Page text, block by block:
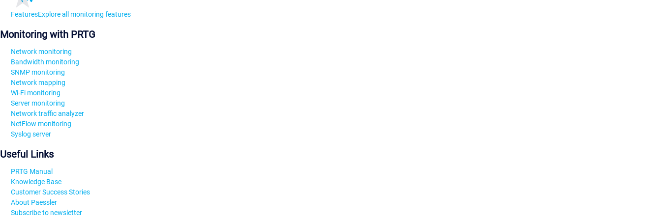
FeaturesExplore all monitoring features
Monitoring with PRTG
Network monitoring
Bandwidth monitoring
SNMP monitoring
Network mapping
Wi-Fi monitoring
Server monitoring
Network traffic analyzer
NetFlow monitoring
Syslog server
Useful Links
PRTG Manual
Knowledge Base
Customer Success Stories
About Paessler
Subscribe to newsletter